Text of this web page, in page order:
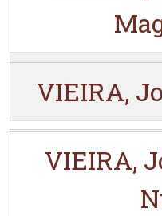
VIEIRA,
VIEIRA,